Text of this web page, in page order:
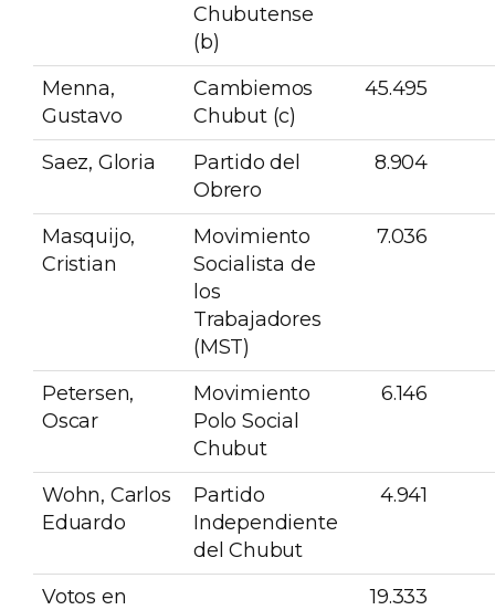
Chubutense
(b)
Menna,
Gustavo
Cambiemos
Chubut (c)
45.495
Saez, Gloria
Partido del
Obrero
8.904
Masquijo,
Cristian
Movimiento
Socialista de
los
Trabajadores
(MST)
7.036
Petersen,
Oscar
Movimiento
Polo Social
Chubut
6.146
Wohn, Carlos
Eduardo
Partido
Independiente
del Chubut
4.941
Votos en
19.333